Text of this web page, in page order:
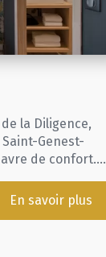
la Diligence,
Genest-
de confort....
En savoir plus